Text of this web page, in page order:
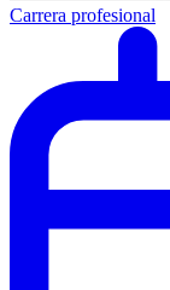
Carrera profesional